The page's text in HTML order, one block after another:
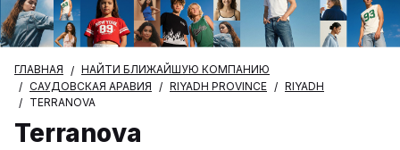
ГЛАВНАЯ
НАЙТИ БЛИЖАЙШУЮ КОМПАНИЮ
САУДОВСКАЯ АРАВИЯ
RIYADH PROVINCE
RIYADH
TERRANOVA
Terranova